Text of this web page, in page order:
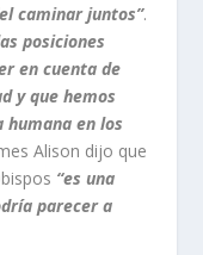
caminar juntos”.
posiciones
en cuenta de
y que hemos
humana en los
Alison dijo que
“es una
parecer a